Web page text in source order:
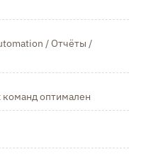
/ Отчёты /
команд оптимален